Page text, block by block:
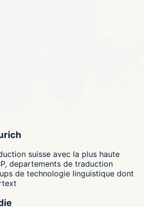
suisse avec la plus haute
departements de traduction
de technologie linguistique dont